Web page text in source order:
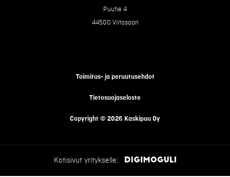
Puutie 4
44500 Viitasaari
Copyright © 2026 Kaskipuu Oy
Tietosuojaseloste
Toimitus- ja peruutusehdot
Kotisivut yritykselle: